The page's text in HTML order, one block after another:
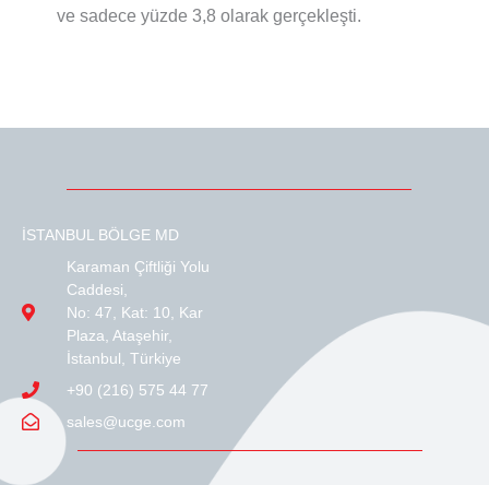
ve sadece yüzde 3,8 olarak gerçekleşti.
İSTANBUL BÖLGE MD
Karaman Çiftliği Yolu
Caddesi,
No: 47, Kat: 10, Kar
Plaza, Ataşehir,
İstanbul, Türkiye
+90 (216) 575 44 77
sales@ucge.com